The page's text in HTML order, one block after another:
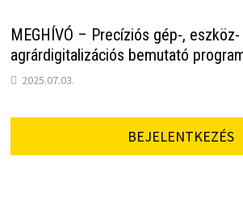
MEGHÍVÓ – Precíziós gép-,
agrárdigitalizációs bemutató
2025.07.03.
BEJELENTKEZÉS